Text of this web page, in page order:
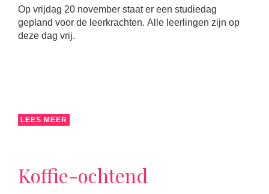
Op vrijdag 20 november staat er een studiedag
gepland voor de leerkrachten. Alle leerlingen zijn op
deze dag vrij.
LEES MEER
Koffie-ochtend